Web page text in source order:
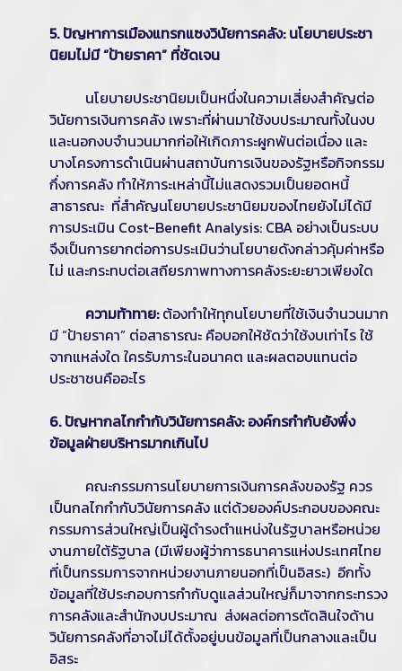
5. ปัญหาการเมืองแทรกแซงวินัยการคลัง: นโยบายประชา
นิยมไม่มี “ป้ายราคา” ที่ชัดเจน
นโยบายประชานิยมเป็นหนึ่งในความเสี่ยงสำคัญต่อ
วินัยการเงินการคลัง เพราะที่ผ่านมาใช้งบประมาณทั้งในงบ
และนอกงบจำนวนมากก่อให้เกิดภาระผูกพันต่อเนื่อง และ
บางโครงการดำเนินผ่านสถาบันการเงินของรัฐหรือกิจกรรม
กึ่งการคลัง ทำให้ภาระเหล่านี้ไม่แสดงรวมเป็นยอดหนี้
สาธารณะ ที่สำคัญนโยบายประชานิยมของไทยยังไม่ได้มี
การประเมิน Cost-Benefit Analysis: CBA อย่างเป็นระบบ
จึงเป็นการยากต่อการประเมินว่านโยบายดังกล่าวคุ้มค่าหรือ
ไม่ และกระทบต่อเสถียรภาพทางการคลังระยะยาวเพียงใด
ความท้าทาย:ต้องทำให้ทุกนโยบายที่ใช้เงินจำนวนมาก
มี “ป้ายราคา” ต่อสาธารณะ คือบอกให้ชัดว่าใช้งบเท่าไร ใช้
จากแหล่งใด ใครรับภาระในอนาคต และผลตอบแทนต่อ
ประชาชนคืออะไร
6. ปัญหากลไกกำกับวินัยการคลัง: องค์กรกำกับยังพึ่ง
ข้อมูลฝ่ายบริหารมากเกินไป
คณะกรรมการนโยบายการเงินการคลังของรัฐ ควร
เป็นกลไกกำกับวินัยการคลัง แต่ด้วยองค์ประกอบของคณะ
กรรมการส่วนใหญ่เป็นผู้ดำรงตำแหน่งในรัฐบาลหรือหน่วย
งานภายใต้รัฐบาล (มีเพียงผู้ว่าการธนาคารแห่งประเทศไทย
ที่เป็นกรรมการจากหน่วยงานภายนอกที่เป็นอิสระ) อีกทั้ง
ข้อมูลที่ใช้ประกอบการกำกับดูแลส่วนใหญ่ก็มาจากกระทรวง
การคลังและสำนักงบประมาณ ส่งผลต่อการตัดสินใจด้าน
วินัยการคลังที่อาจไม่ได้ตั้งอยู่บนข้อมูลที่เป็นกลางและเป็น
อิสระ